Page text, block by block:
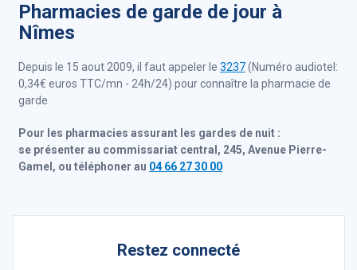
Pharmacies de garde de jour à
Nîmes
Depuis le 15 aout 2009, il faut appeler le 3237(Numéro audiotel:
0,34€ euros TTC/mn - 24h/24) pour connaître la pharmacie de
garde
Pour les pharmacies assurant les gardes de nuit :
se présenter au commissariat central, 245, Avenue Pierre-
Gamel, ou téléphoner au 04 66 27 30 00
Restez connecté